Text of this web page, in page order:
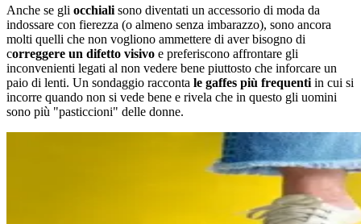
Anche se gli occhiali sono diventati un accessorio di moda da
indossare con fierezza (o almeno senza imbarazzo), sono ancora
molti quelli che non vogliono ammettere di aver bisogno di
correggere un difetto visivo e preferiscono affrontare gli
inconvenienti legati al non vedere bene piuttosto che inforcare un
paio di lenti. Un sondaggio racconta le gaffes più frequenti in cui si
incorre quando non si vede bene e rivela che in questo gli uomini
sono più "pasticcioni" delle donne.